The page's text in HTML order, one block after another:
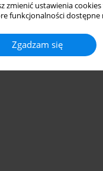
zmienić ustawienia
funkcjonalności dostępne
Zgadzam się